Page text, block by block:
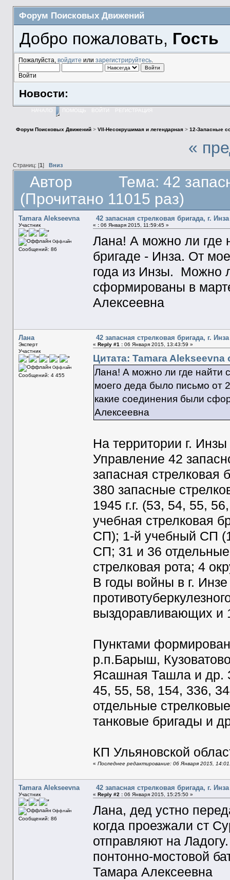
Форум Поисковых Движений
Добро пожаловать, Гость
Пожалуйста, войдите или зарегистрируйтесь.
Войти
Новости:
НАЧАЛО ПОМОЩЬ ВОЙТИ РЕГИСТРАЦИЯ
Форум Поисковых Движений> VII-Несокрушимая и легендарная> 12-Запасные
«
Страниц: [1 ] Вниз
Автор
Тема: 42
(Прочитано 11015 раз)
Tamara Alekseevna
Участник
Оффлайн
Сообщений: 86
42 запасная стрелковая бригада, г. Инза
« :06 Января 2015, 11:59:45 »
Лана! А можно ли где
бригаде - Инза. От
года из Инзы. Можно
сформированы в
Алексеевна
Лана
Эксперт
Участник
Оффлайн
Сообщений: 4 455
42 запасная стрелковая бригада, г. Инза
« Reply #1 :06 Января 2015, 13:43:59 »
Цитата: Tamara Alekseevna
Лана! А можно ли где найти
моего деда было письмо
какие соединения были
Алексеевна
На территории г.
Управление 42
запасная стрелковая
380 запасные
1945 г.г. (53, 54, 55,
учебная стрелковая
СП); 1-й учебный СП
СП; 31 и 36
стрелковая рота; 4
В годы войны в г.
выздоравливающих и
Пунктами
р.п.Барыш,
Ясашная Ташла и др.
45, 55, 58, 154, 336,
отдельные
танковые бригады и
КП Ульяновской
« Последнее редактирование: 06 Января 2015,
Tamara Alekseevna
Участник
Оффлайн
Сообщений: 86
42 запасная стрелковая бригада, г. Инза
« Reply #2 :06 Января 2015, 15:25:50 »
Лана, дед устно
когда проезжали ст
отправляют на
понтонно-мостовой
Тамара Алексеевна